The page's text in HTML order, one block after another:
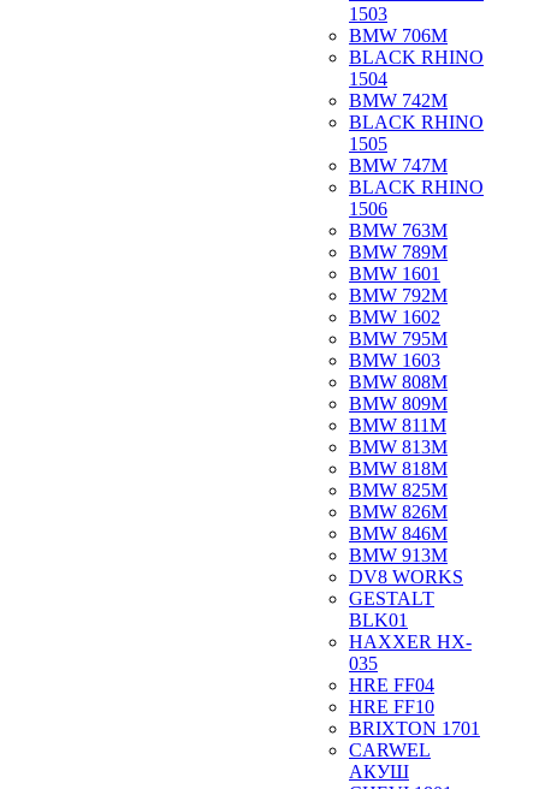
1503
BMW 706M
BLACK RHINO
1504
BMW 742M
BLACK RHINO
1505
BMW 747M
BLACK RHINO
1506
BMW 763M
BMW 789M
BMW 1601
BMW 792M
BMW 1602
BMW 795M
BMW 1603
BMW 808M
BMW 809M
BMW 811M
BMW 813M
BMW 818M
BMW 825M
BMW 826M
BMW 846M
BMW 913M
DV8 WORKS
GESTALT
BLK01
HAXXER HX-
035
HRE FF04
HRE FF10
BRIXTON 1701
CARWEL
АКУШ